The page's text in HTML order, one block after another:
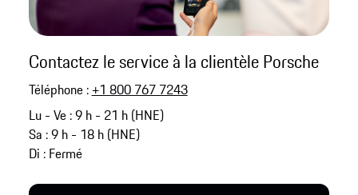
Contactez le service à la clientèle Porsche
Téléphone : +1 800 767 7243
Lu - Ve : 9 h - 21 h (HNE)
Sa : 9 h - 18 h (HNE)
Di : Fermé